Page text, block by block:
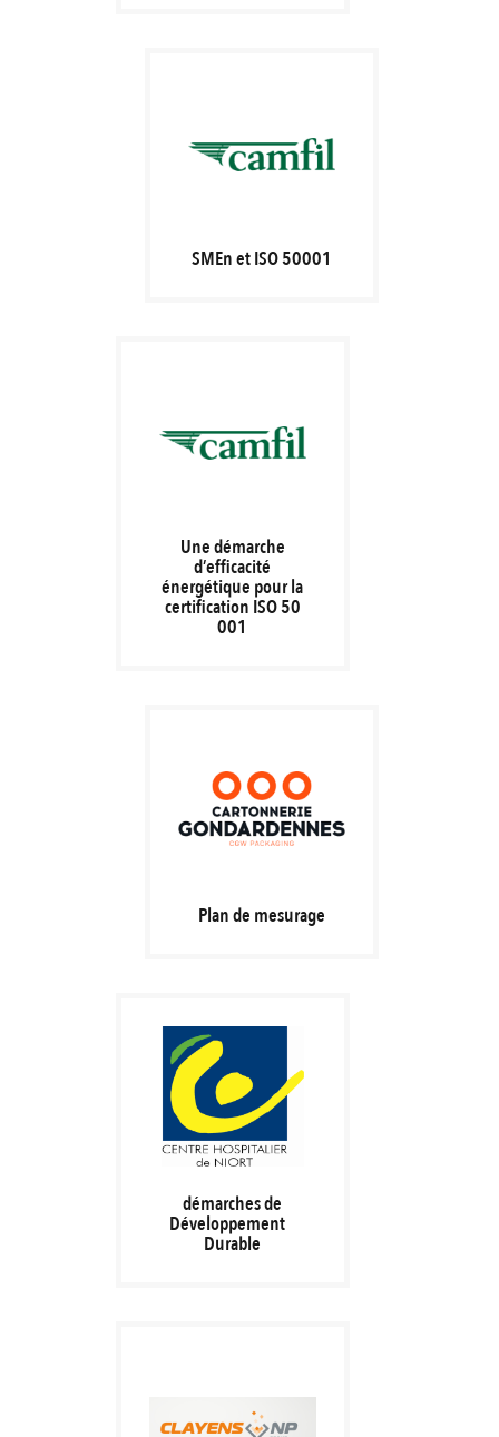
SMEn et ISO 50001
Une démarche
d’efficacité
énergétique pour la
certification ISO 50
001
Plan de mesurage
démarches de
Développement
Durable